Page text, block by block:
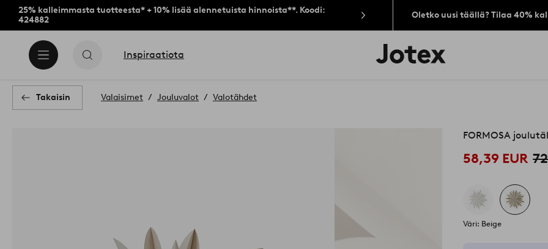
25% kalleimmasta tuotteesta* + 10% lisää alennetuista hinnoista**. Koodi:
424882
Oletko uusi täällä? Tilaa 40%
Inspiraatiota
Jotex-
logo
Takaisin Valaisimet Jouluvalot Valotähdet
FORMOSA
58,39 EUR
Väri: Beige